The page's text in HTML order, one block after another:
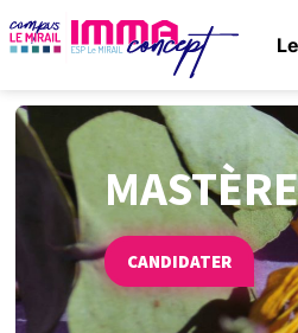
CANDIDATER